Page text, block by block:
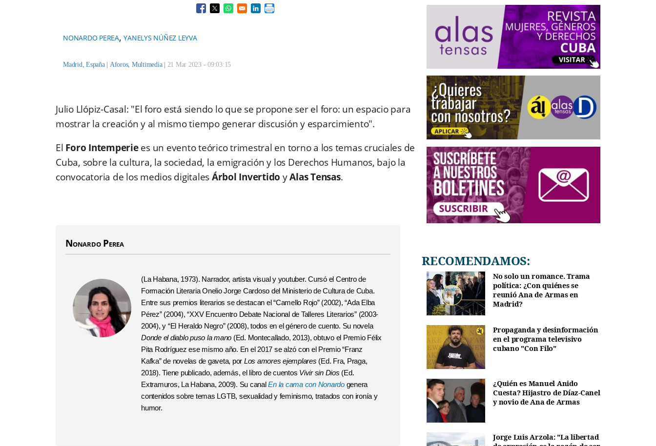
Opens in a new window
Opens in a new window
Opens in a new window
Opens in a new window
NONARDO PEREA,YANELYS NÚÑEZ LEYVA
Aforos, Multimedia 21 Mar 2023 - 09:03:15
Julio Llópiz-Casal: "El foro está siendo lo que se propone ser el foro: un espacio para
mostrar la creación y al mismo tiempo generar discusión y esparcimiento".
El Foro Intemperiees un evento teórico trimestral en torno a los temas cruciales de
Cuba, sobre la cultura, la sociedad, la emigración y los Derechos Humanos, bajo la
convocatoria de los medios digitalesÁrbol Invertido yAlas Tensas.
Nonardo Perea
(La Habana, 1973). Narrador, artista visual y youtuber. Cursó el Centro de
Formación Literaria Onelio Jorge Cardoso del Ministerio de Cultura de Cuba.
Entre sus premios literarios se destacan el “Camello Rojo” (2002), “Ada Elba
Pérez” (2004), “XXV Encuentro Debate Nacional de Talleres Literarios” (2003-
2004), y “El Heraldo Negro” (2008), todos en el género de cuento. Su novela
Donde el diablo puso la mano (Ed. Montecallado, 2013), obtuvo el Premio Félix
Pita Rodríguez ese mismo año. En el 2017 se alzó con el Premio “Franz
Kafka” de novelas de gaveta, por Los amores ejemplares (Ed. Fra, Praga,
2018).Tiene publicado, además, el libro de cuentos Vivir sin Dios (Ed.
Extramuros, La Habana, 2009). Su canalEn la cama con Nonardo genera
contenidos sobre temas LGTB, sexualidad y feminismo, tratados con ironía y
humor.
RECOMENDAMOS:
No solo un romance. Trama
política: ¿Con quiénes se
reunió Ana de Armas en
Madrid?
Propaganda y desinformación
en el programa televisivo
cubano "Con Filo"
¿Quién es Manuel Anido
Cuesta? Hijastro de Díaz-Canel
y novio de Ana de Armas
Jorge Luis Arzola: "La libertad